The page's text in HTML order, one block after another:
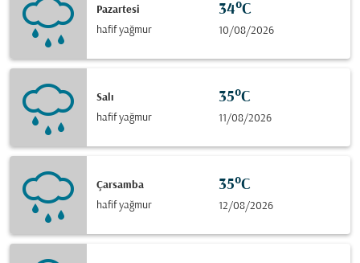
Pazartesi
hafif yağmur
34°C
10/08/2026
Salı
hafif yağmur
35°C
11/08/2026
Çarsamba
hafif yağmur
35°C
12/08/2026